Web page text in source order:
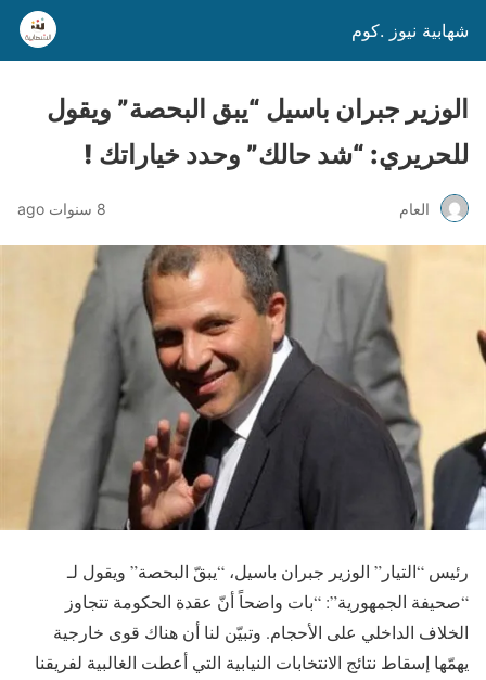
شهابية نيوز .كوم
الوزير جبران باسيل “يبق البحصة” ويقول
للحريري: “شد حالك” وحدد خياراتك !
العام 8 سنوات ago
رئيس “التيار” الوزير جبران باسيل، “يبقّ البحصة” ويقول لـ
“صحيفة الجمهورية”: “بات واضحاً أنّ عقدة الحكومة تتجاوز
الخلاف الداخلي على الأحجام. وتبيّن لنا أن هناك قوى خارجية
يهمّها إسقاط نتائج الانتخابات النيابية التي أعطت الغالبية لفريقنا